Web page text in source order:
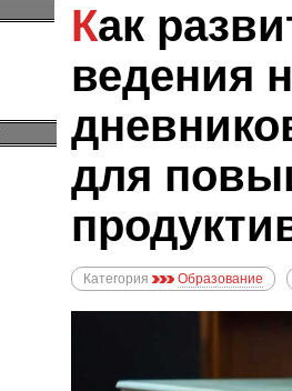
Как развить навык
ведения
для
Категория Образование